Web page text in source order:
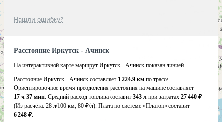
Нашли ошибку?
Расстояние Иркутск - Ачинск
На интерактивной карте маршрут Иркутск - Ачинск показан линией.
Расстояние Иркутск - Ачинск составляет 1 224.9 км по трассе.
Ориентировочное время преодоления расстояния на машине составляет
17 ч 37 мин. Средний расход топлива составит 343 л при затратах 27 440 ₽
(Из расчёта: 28 л/100 км, 80 ₽/л). Плата по системе «Платон» составит
6 248 ₽.